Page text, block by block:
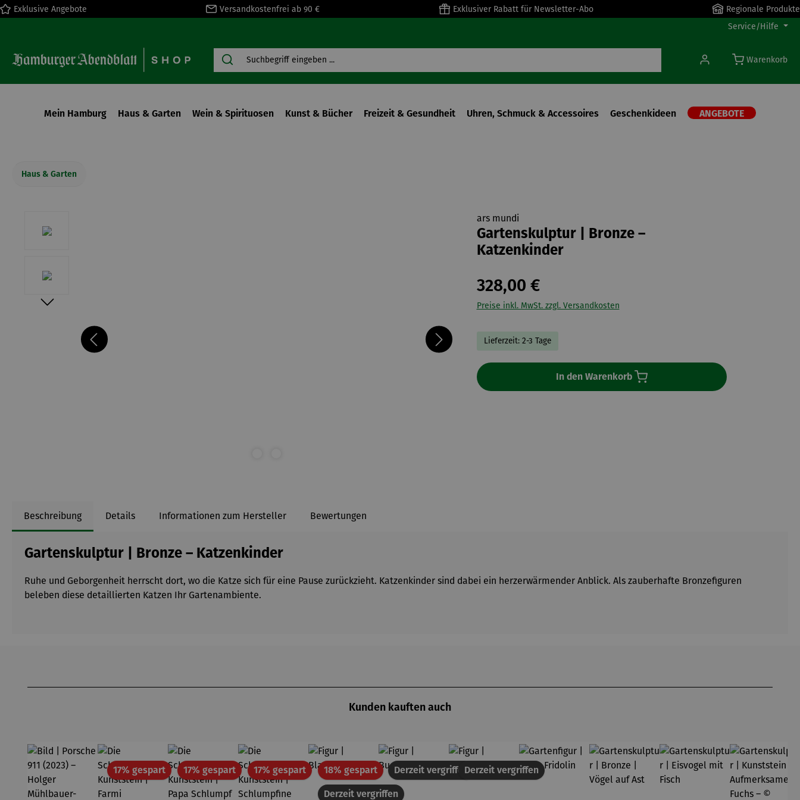
Zur Hauptnavigation springen
Exklusive Angebote Versandkostenfrei ab 90 € Exklusiver Rabatt für Newsletter-Abo
Regionale Produkte
Service/Hilfe
Warenkorb
Mein Hamburg Haus & Garten Wein & Spirituosen Kunst & Bücher Freizeit & Gesundheit Uhren, Schmuck & Accessoires Geschenkideen ANGEBOTE
Haus & Garten
ars mundi
Gartenskulptur | Bronze –
Katzenkinder
328,00 €
Preise inkl. MwSt. zzgl. Versandkosten
Lieferzeit: 2-3 Tage
In den Warenkorb
Beschreibung Details Informationen zum Hersteller Bewertungen
Gartenskulptur | Bronze – Katzenkinder
Ruhe und Geborgenheit herrscht dort, wo die Katze sich für eine Pause zurückzieht. Katzenkinder sind dabei ein herzerwärmender Anblick. Als zauberhafte Bronzefiguren
beleben diese detaillierten Katzen Ihr Gartenambiente.
Kunden kauften auch
17% gespartRabatt17% gespartRabatt17% gespartRabatt
Derzeit vergriffen
18% gespartRabattDerzeit vergriffenDerzeit vergriffen